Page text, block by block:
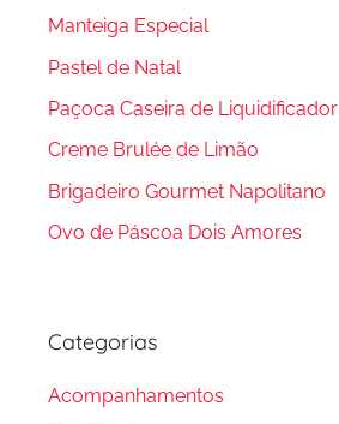
Manteiga Especial
Pastel de Natal
Paçoca Caseira de Liquidificador
Creme Brulée de Limão
Brigadeiro Gourmet Napolitano
Ovo de Páscoa Dois Amores
Categorias
Acompanhamentos